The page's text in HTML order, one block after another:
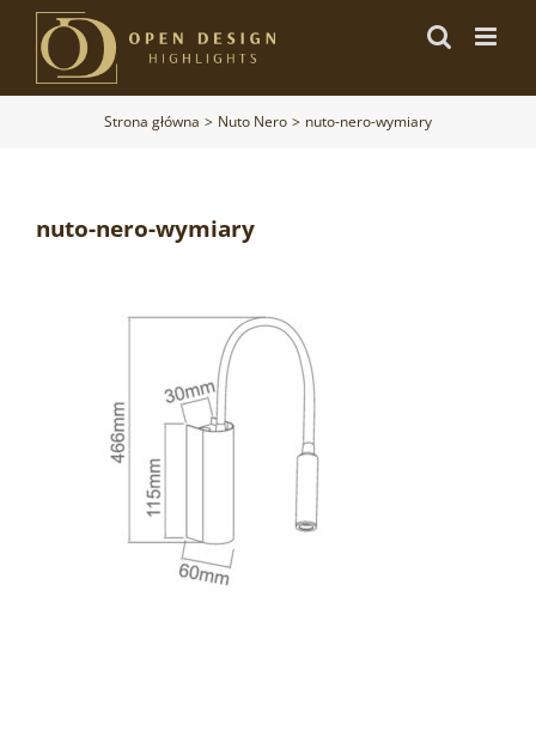
Przejdź
zawartości
Strona główna Nuto Nero nuto-nero-wymiary
nuto-nero-wymiary